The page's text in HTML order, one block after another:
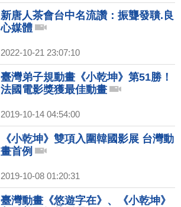
新唐人茶會台中名流讚：振聾發聵.良
心媒體
2022-10-21 23:07:10
臺灣弟子規動畫《小乾坤》第51勝！
法國電影獎獲最佳動畫
2019-10-14 04:54:00
《小乾坤》雙項入圍韓國影展 台灣動
畫首例
2019-10-08 01:20:31
臺灣動畫《悠遊字在》、《小乾坤》